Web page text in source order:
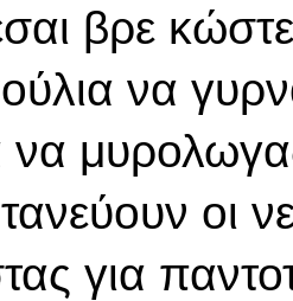
βρε
να
να
οι
για